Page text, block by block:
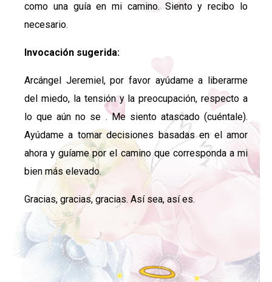
como una guía en mi camino. Siento y recibo lo
necesario.
Invocación sugerida:
Arcángel Jeremiel, por favor ayúdame a liberarme
del miedo, la tensión y la preocupación, respecto a
lo que aún no se . Me siento atascado (cuéntale).
Ayúdame a tomar decisiones basadas en el amor
ahora y guíame por el camino que corresponda a mi
bien más elevado.
Gracias, gracias, gracias. Así sea, así es.